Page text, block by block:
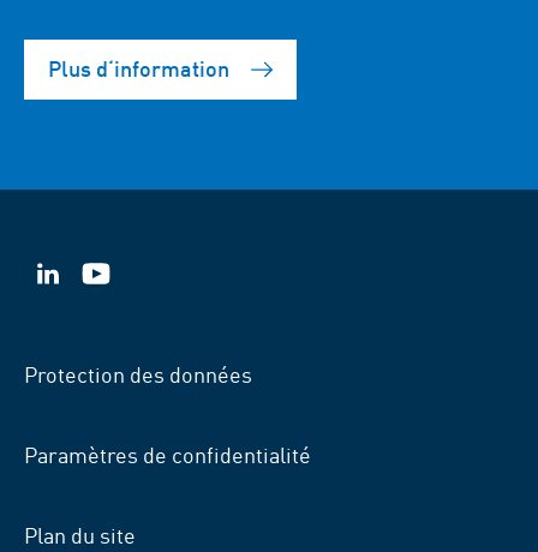
Plus d‘information
VSB
VSB
Protection des données
Paramètres de confidentialité
Plan du site